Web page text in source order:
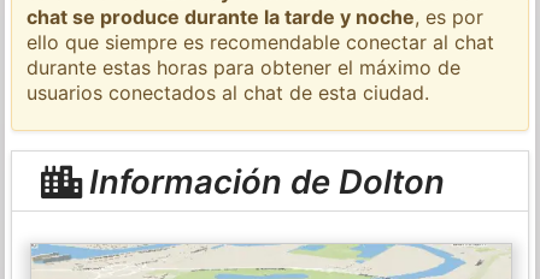
chat se produce durante la tarde y noche, es por
ello que siempre es recomendable conectar al chat
durante estas horas para obtener el máximo de
usuarios conectados al chat de esta ciudad.
Información de Dolton